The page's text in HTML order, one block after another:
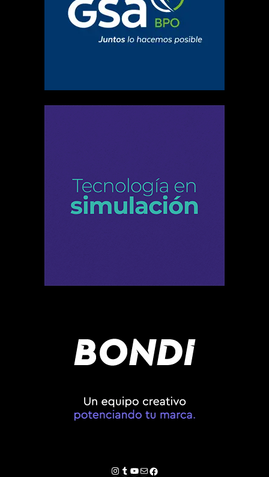
Instagram
Tumblr
YouTube
Correo electrónico
Facebook